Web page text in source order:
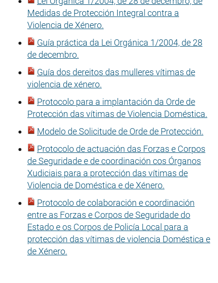
Medidas de Protección Integral contra a
Violencia de Xénero.
Guía práctica da Lei Orgánica 1/2004, de 28
de decembro.
Guía dos dereitos das mulleres vítimas de
violencia de xénero.
Protocolo para a implantación da Orde de
Protección das vítimas de Violencia Doméstica.
Modelo de Solicitude de Orde de Protección.
Protocolo de actuación das Forzas e Corpos
de Seguridade e de coordinación cos Órganos
Xudiciais para a protección das vítimas de
Violencia de Doméstica e de Xénero.
Protocolo de colaboración e coordinación
entre as Forzas e Corpos de Seguridade do
Estado e os Corpos de Policía Local para a
protección das vítimas de violencia Doméstica e
de Xénero.